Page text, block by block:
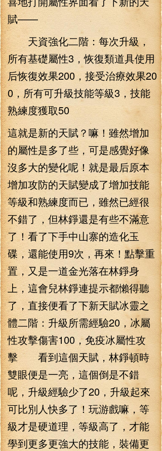
賦——
天資強化二階：每次升級，
所有基礎屬性3，恢復類道具使用
后恢復效果200，接受治療效果20
0，所有可升級技能等級3，技能
熟練度獲取50
這就是新的天賦？嘛！雖然增加
的屬性是多了些，可是感覺好像
沒多大的變化呢！就是最后原本
增加攻防的天賦變成了增加技能
等級和熟練度而已，雖然已經很
不錯了，但林錚還是有些不滿意
了！看了下手中山寨的造化玉
碟，還能使用9次，再來！點擊重
置，又是一道金光落在林錚身
上，這會兒林錚連提示都懶得聽
了，直接便看了下新天賦冰靈之
體二階：升級所需經驗20，冰屬
性攻擊傷害100，免疫冰屬性攻
擊 看到這個天賦，林錚頓時
雙眼便是一亮，這個倒是不錯
呢，升級經驗少了20，升級起來
可比別人快多了！玩游戲嘛，等
級才是硬道理，等級高了，才能
學到更多更強大的技能，裝備更